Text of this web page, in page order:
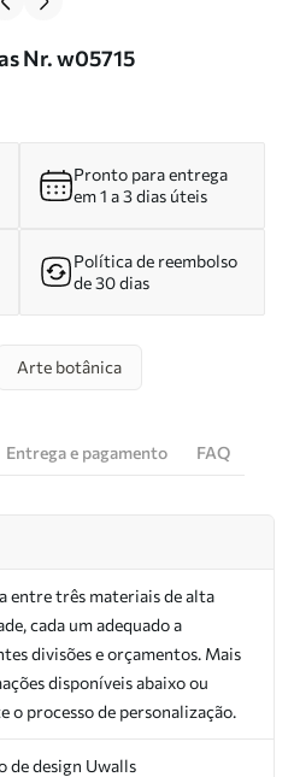
Nr. w05715
Pronto para entrega
em 1 a 3 dias úteis
Política de reembolso
de 30 dias
Arte botânica
Entrega e pagamento FAQ
entre três materiais de alta
cada um adequado a
divisões e orçamentos. Mais
disponíveis abaixo ou
o processo de personalização.
de design Uwalls